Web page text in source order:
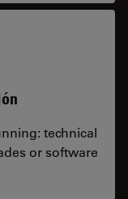
technical
or software